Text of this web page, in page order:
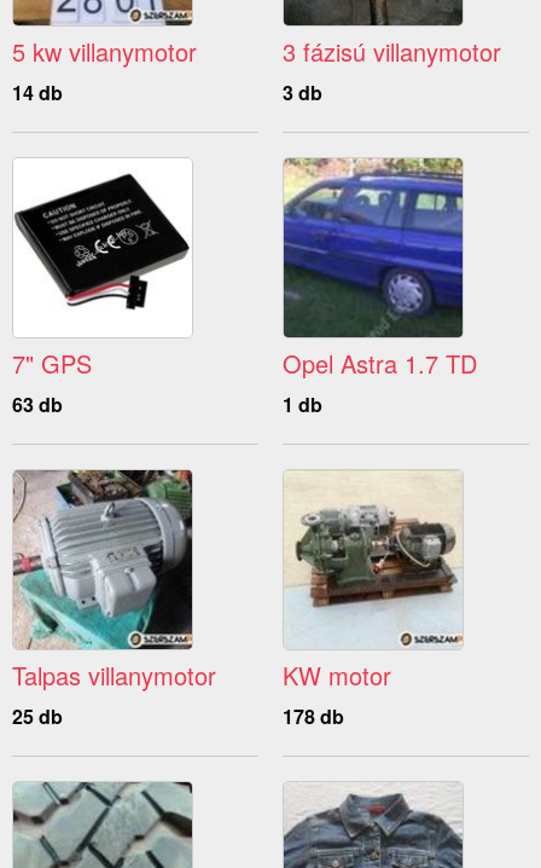
5 kw villanymotor
14 db
3 fázisú villanymotor
3 db
7" GPS
63 db
Opel Astra 1.7 TD
1 db
Talpas villanymotor
25 db
KW motor
178 db